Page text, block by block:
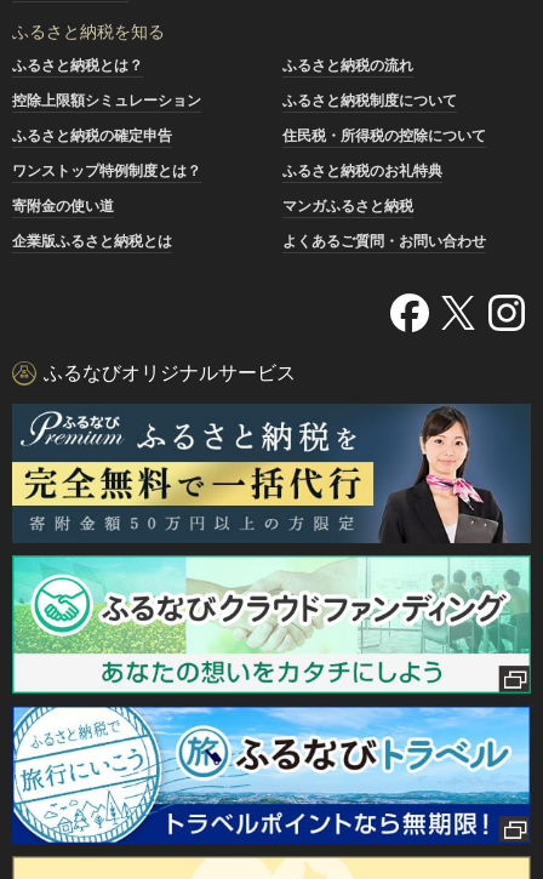
ふるさと納税を知る
ふるさと納税とは？
ふるさと納税の流れ
控除上限額シミュレーション
ふるさと納税制度について
ふるさと納税の確定申告
住民税・所得税の控除について
ワンストップ特例制度とは？
ふるさと納税のお礼特典
寄附金の使い道
マンガふるさと納税
企業版ふるさと納税とは
よくあるご質問・お問い合わせ
ふるなびオリジナルサービス